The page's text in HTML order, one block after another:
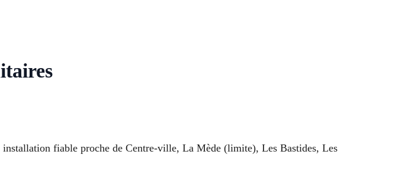
fiable proche de Centre-ville, La Mède (limite), Les Bastides, Les